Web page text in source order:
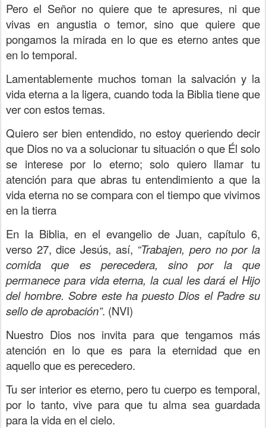
Pero el Señor no quiere que te apresures, ni que
vivas en angustia o temor, sino que quiere que
pongamos la mirada en lo que es eterno antes que
en lo temporal.
Lamentablemente muchos toman la salvación y la
vida eterna a la ligera, cuando toda la Biblia tiene que
ver con estos temas.
Quiero ser bien entendido, no estoy queriendo decir
que Dios no va a solucionar tu situación o que Él solo
se interese por lo eterno; solo quiero llamar tu
atención para que abras tu entendimiento a que la
vida eterna no se compara con el tiempo que vivimos
en la tierra
En la Biblia, en el evangelio de Juan, capítulo 6,
verso 27, dice Jesús, así, “Trabajen, pero no por la
comida que es perecedera, sino por la que
permanece para vida eterna, la cual les dará el Hijo
del hombre. Sobre este ha puesto Dios el Padre su
sello de aprobación”. (NVI)
Nuestro Dios nos invita para que tengamos más
atención en lo que es para la eternidad que en
aquello que es perecedero.
Tu ser interior es eterno, pero tu cuerpo es temporal,
por lo tanto, vive para que tu alma sea guardada
para la vida en el cielo.